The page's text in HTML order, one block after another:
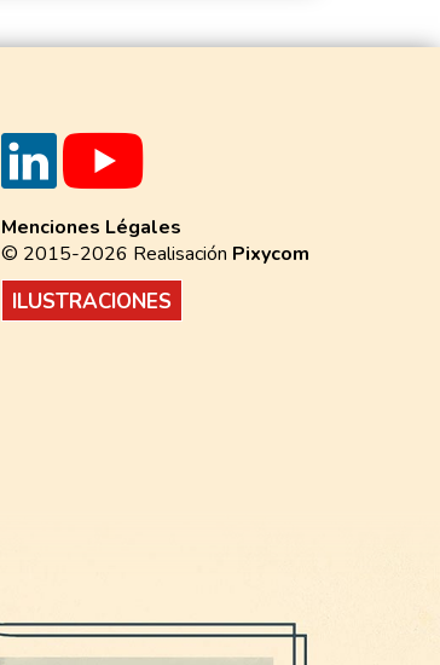
Menciones Légales
© 2015-2026 Realisación Pixycom
ILUSTRACIONES